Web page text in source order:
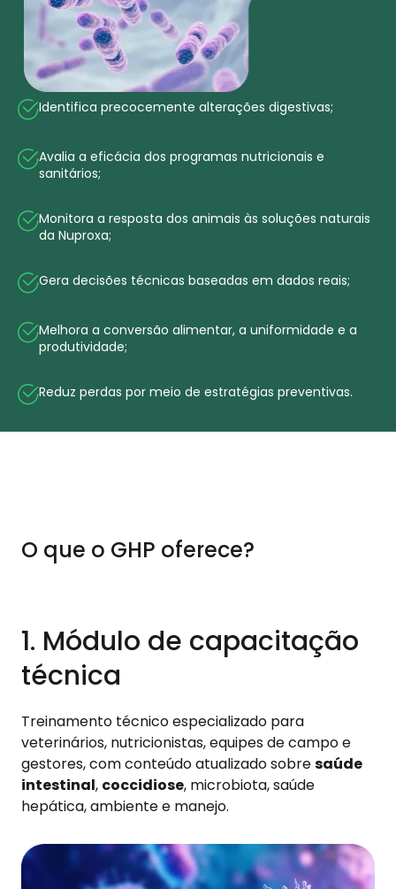
Identifica precocemente alterações digestivas;
Avalia a eficácia dos programas nutricionais e
sanitários;
Monitora a resposta dos animais às soluções naturais
da Nuproxa;
Gera decisões técnicas baseadas em dados reais;
Melhora a conversão alimentar, a uniformidade e a
produtividade;
Reduz perdas por meio de estratégias preventivas.
O que o GHP oferece?
1. Módulo de capacitação
técnica
Treinamento técnico especializado para
veterinários, nutricionistas, equipes de campo e
gestores, com conteúdo atualizado sobresaúde
intestinal, coccidiose, microbiota, saúde
hepática, ambiente e manejo.